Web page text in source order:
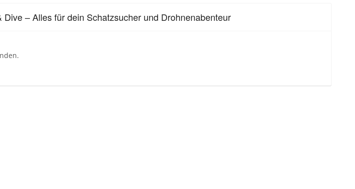
– Alles für dein Schatzsucher und Drohnenabenteur